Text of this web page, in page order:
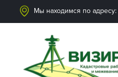
Мы находимся по адресу: